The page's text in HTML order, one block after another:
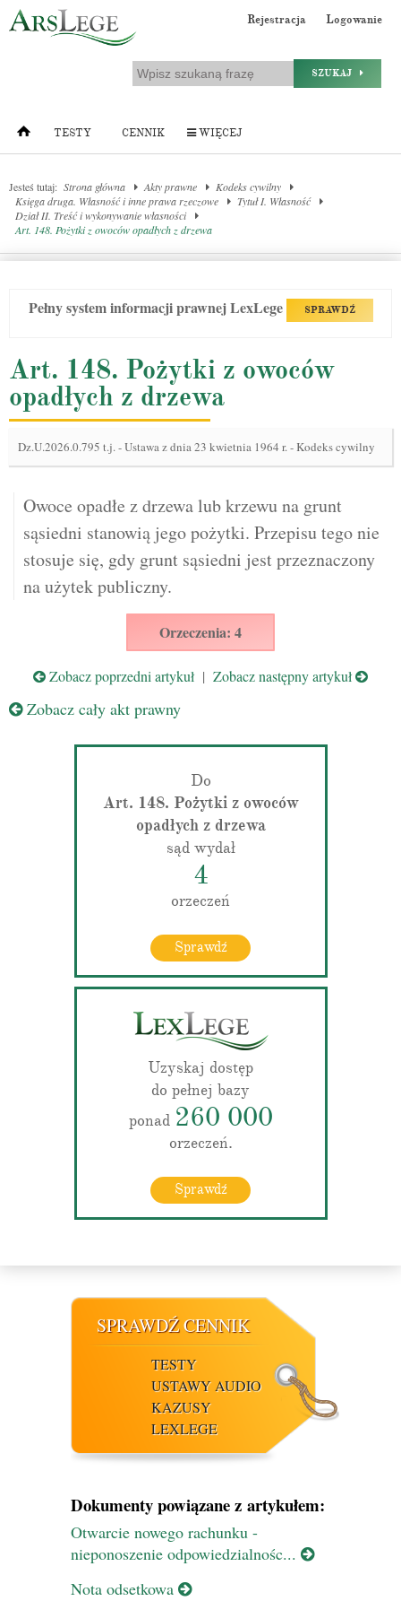
Rejestracja Logowanie
SZUKAJ
TESTY CENNIK WIĘCEJ
Jesteś tutaj: Strona główna Akty prawne
Kodeks cywilny
Księga druga. Własność i inne prawa rzeczowe
Tytuł I. Własność
Dział II. Treść i wykonywanie własności
Art. 148. Pożytki z owoców opadłych z drzewa
Pełny system informacji prawnej LexLege SPRAWDŹ
Art. 148. Pożytki z owoców
opadłych z drzewa
Dz.U.2026.0.795 t.j.-Ustawa z dnia 23 kwietnia 1964 r. - Kodeks cywilny
Owoce opadłe z drzewa lub krzewu na grunt
sąsiedni stanowią jego pożytki. Przepisu tego nie
stosuje się, gdy grunt sąsiedni jest przeznaczony
na użytek publiczny.
Orzeczenia: 4
Zobacz poprzedni artykuł | Zobacz następny artykuł
Zobacz cały akt prawny
Do
Art. 148. Pożytki z owoców
opadłych z drzewa
sąd wydał
4
orzeczeń
Sprawdź
Uzyskaj dostęp
do pełnej bazy
ponad 260 000
orzeczeń.
Sprawdź
SPRAWDŹ CENNIK
TESTY
USTAWY AUDIO
KAZUSY
LEXLEGE
Dokumenty powiązane z artykułem:
Otwarcie nowego rachunku -
nieponoszenie odpowiedzialnośc...
Nota odsetkowa